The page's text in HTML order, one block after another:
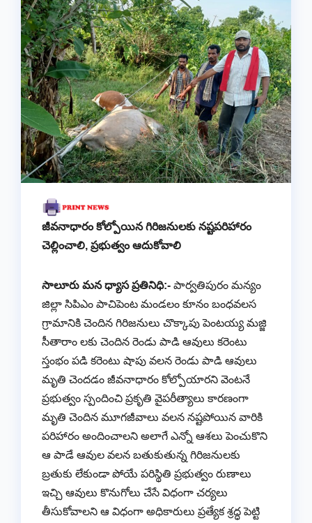
జీవనాధారం కోల్పోయిన గిరిజనులకు నష్టపరిహారం
చెల్లించాలి, ప్రభుత్వం ఆదుకోవాలి
సాలూరు మన ధ్యాస ప్రతినిధి:- పార్వతిపురం మన్యం
జిల్లా సిపిఎం పాచిపెంట మండలం కూనం బంధవలస
గ్రామానికి చెందిన గిరిజనులు చొక్కాపు పెంటయ్య మజ్జి
సీతారాం లకు చెందిన రెండు పాడి ఆవులు కరెంటు
స్తంభం పడి కరెంటు షాపు వలన రెండు పాడి ఆవులు
మృతి చెందడం జీవనాధారం కోల్పోయారని వెంటనే
ప్రభుత్వం స్పందించి ప్రకృతి వైపరీత్యాలు కారణంగా
మృతి చెందిన మూగజీవాలు వలన నష్టపోయిన వారికి
పరిహారం అందించాలని అలాగే ఎన్నో ఆశలు పెంచుకొని
ఆ పాడే ఆవుల వలన బతుకుతున్న గిరిజనులకు
బ్రతుకు లేకుండా పోయే పరిస్థితి ప్రభుత్వం రుణాలు
ఇచ్చి ఆవులు కొనుగోలు చేసే విధంగా చర్యలు
తీసుకోవాలని ఆ విధంగా అధికారులు ప్రత్యేక శ్రద్ధ పెట్టి